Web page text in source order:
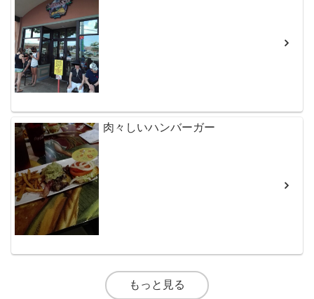
肉々しいハンバーガー
もっと見る